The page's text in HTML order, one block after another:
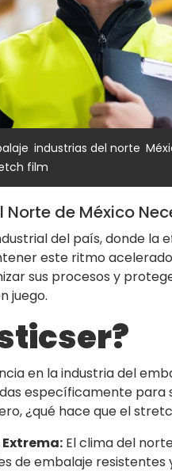
industrias del norte
film
de México
del país, donde la
este ritmo
sus procesos y
juego.
en la industria del
específicamente para
¿qué hace que el
El clima del
de embalaje resistentes